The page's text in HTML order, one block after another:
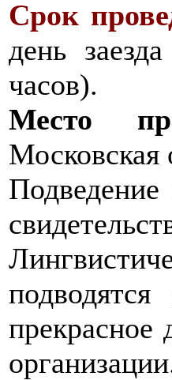
Срок
день
часов).
Место
Московская
прекрасное